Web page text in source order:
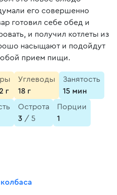
его совершенно
готовил себе обед и
и получил котлеты из
насыщают и подойдут
прием пищи.
г
Углеводы
18 г
Занятость
15 мин
Острота
3 / 5
Порции
1